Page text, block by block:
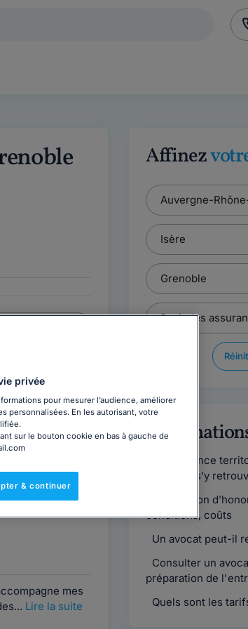
une
plus...Lire la
ce cabinet
mes
Lire la suite
Affinez
Compétence
comment s’y
Convention
conditions, coûts
Un avocat peut-il
Consulter un
préparation de
Quels sont les
privée
pour mesurer l’audience, améliorer
personnalisées. En les autorisant, votre
sur le bouton cookie en bas à gauche de
& continuer